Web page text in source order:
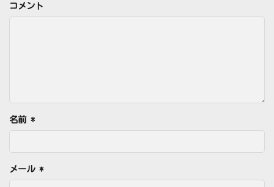
コメント
名前 *
メール *